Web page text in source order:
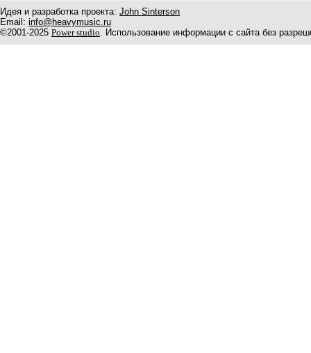
Идея и разработка проекта: John Sinterson
Email: info@heavymusic.ru
©2001-2025 Power studio. Использование информации с сайта без